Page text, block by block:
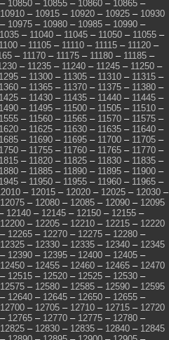
– 10850 – 10855 – 10860 – 10865 –
10910 – 10915 – 10920 – 10925 – 10930
– 10975 – 10980 – 10985 – 10990 –
– 11040 – 11045 – 11050 – 11055 –
– 11105 – 11110 – 11115 – 11120 –
– 11170 – 11175 – 11180 – 11185 –
– 11235 – 11240 – 11245 – 11250 –
– 11300 – 11305 – 11310 – 11315 –
– 11365 – 11370 – 11375 – 11380 –
– 11430 – 11435 – 11440 – 11445 –
– 11495 – 11500 – 11505 – 11510 –
– 11560 – 11565 – 11570 – 11575 –
– 11625 – 11630 – 11635 – 11640 –
– 11690 – 11695 – 11700 – 11705 –
– 11755 – 11760 – 11765 – 11770 –
– 11820 – 11825 – 11830 – 11835 –
– 11885 – 11890 – 11895 – 11900 –
– 11950 – 11955 – 11960 – 11965 –
– 12015 – 12020 – 12025 – 12030 –
12075 – 12080 – 12085 – 12090 – 12095
12140 – 12145 – 12150 – 12155 –
12200 – 12205 – 12210 – 12215 – 12220
– 12265 – 12270 – 12275 – 12280 –
12325 – 12330 – 12335 – 12340 – 12345
– 12390 – 12395 – 12400 – 12405 –
12450 – 12455 – 12460 – 12465 – 12470
– 12515 – 12520 – 12525 – 12530 –
12575 – 12580 – 12585 – 12590 – 12595
– 12640 – 12645 – 12650 – 12655 –
12700 – 12705 – 12710 – 12715 – 12720
– 12765 – 12770 – 12775 – 12780 –
12825 – 12830 – 12835 – 12840 – 12845